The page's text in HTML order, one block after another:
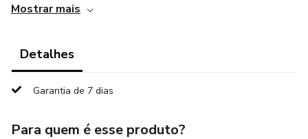
biografia, nickname, estratégias, tudo que está relacionado
Além de uma reunião de 01:30h via Teens, para tirar suas
Mostrar mais
Detalhes
Garantia de 7 dias
Para quem é esse produto?